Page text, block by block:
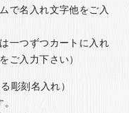
で名入れ文字他をご入
一つずつカートに入れ
ご入力下さい）
彫刻名入れ）